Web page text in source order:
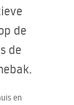
de
de
en